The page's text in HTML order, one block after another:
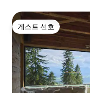
게스트 선호
게스트 선호